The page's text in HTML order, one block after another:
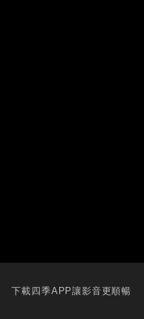
下載四季APP讓影音更順暢